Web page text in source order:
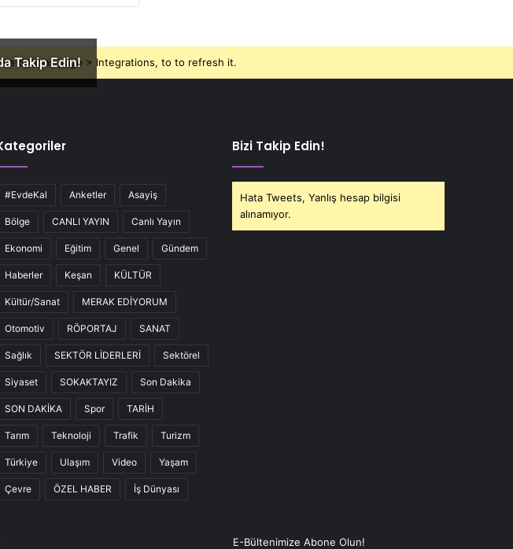
Takip Edin!
options page > Integrations, to to refresh it.
#EvdeKal Anketler Asayiş
Bölge CANLI YAYIN Canlı Yayın
Ekonomi Eğitim Genel Gündem
Haberler Keşan KÜLTÜR
Kültür/Sanat MERAK EDİYORUM
Otomotiv RÖPORTAJ SANAT
Sağlık SEKTÖR LİDERLERİ Sektörel
Siyaset SOKAKTAYIZ Son Dakika
SON DAKİKA Spor TARİH
Tarım Teknoloji Trafik Turizm
Türkiye Ulaşım Video Yaşam
Çevre ÖZEL HABER İş Dünyası
Bizi Takip Edin!
Hata Tweets, Yanlış hesap bilgisi
alınamıyor.
E-Bültenimize Abone Olun!